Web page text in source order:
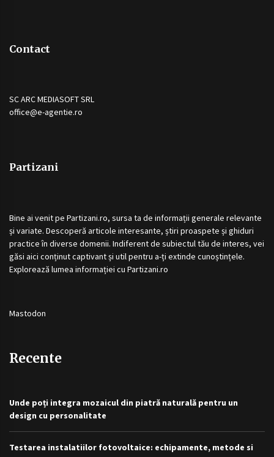
Contact
SC ARC MEDIASOFT SRL
office@e-agentie.ro
Partizani
Bine ai venit pe Partizani.ro, sursa ta de informații generale relevante
și variate. Descoperă articole interesante, știri proaspete și ghiduri
practice în diverse domenii. Indiferent de subiectul tău de interes, vei
găsi aici conținut captivant și util pentru a-ți extinde cunoștințele.
Explorează lumea informației cu Partizani.ro
Mastodon
Recente
Unde poți integra mozaicul din piatră naturală pentru un
design cu personalitate
Testarea instalatiilor fotovoltaice: echipamente, metode si